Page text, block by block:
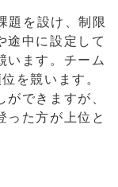
題を設け、制限
途中に設定して
います。チーム
を競います。
できますが、
った方が上位と